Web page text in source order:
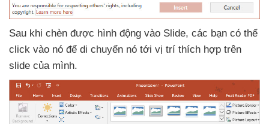
Sau khi chèn được hình động vào Slide, các bạn có thể
click vào nó để di chuyển nó tới vị trí thích hợp trên
slide của mình.